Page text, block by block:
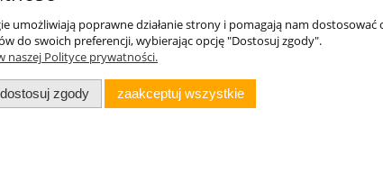
umożliwiają poprawne działanie strony i pomagają nam
do swoich preferencji, wybierając opcję "Dostosuj zgody".
naszej Polityce prywatności.
dostosuj zgody zaakceptuj wszystkie